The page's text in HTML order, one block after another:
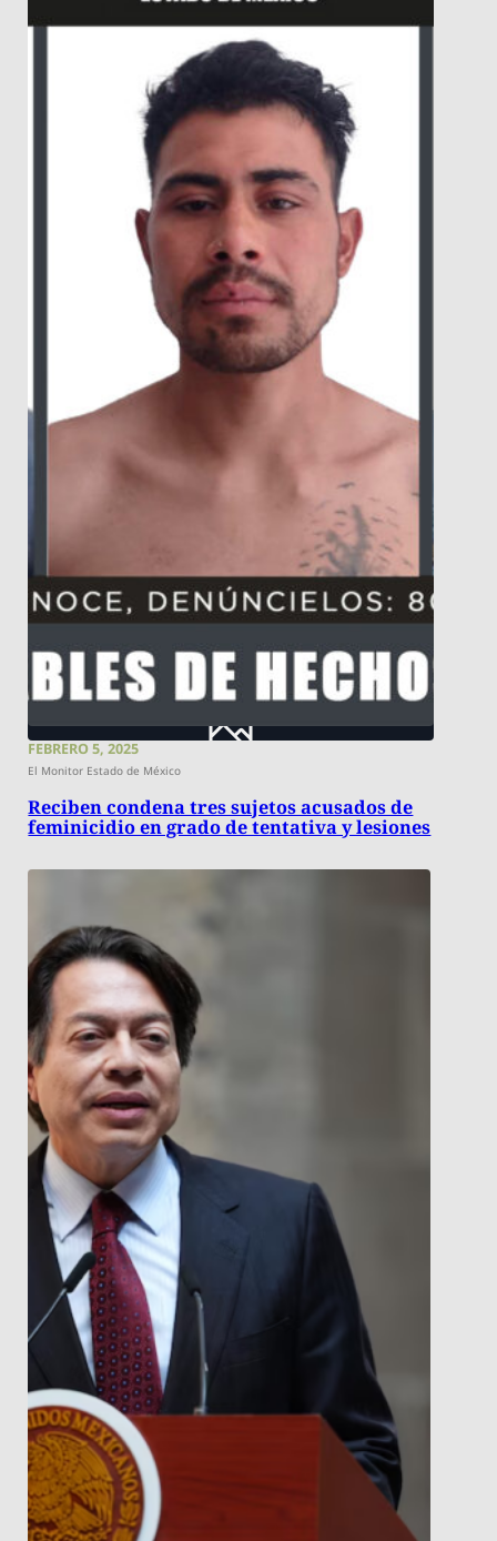
FEBRERO 5, 2025
El Monitor Estado de México
Reciben condena tres sujetos acusados de
feminicidio en grado de tentativa y lesiones